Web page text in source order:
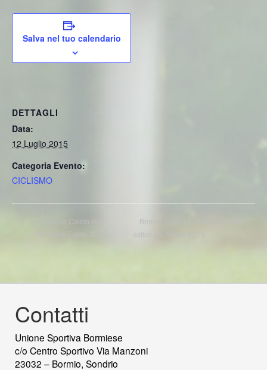
Salva nel tuo calendario
DETTAGLI
Data:
12 Luglio 2015
Categoria Evento:
CICLISMO
Scuola Calcio Alta
Valtellina Estate 2015
Bormio Calcio Estate 2015: ritiro
Contatti
Unione Sportiva Bormiese
c/o Centro Sportivo Via Manzoni
23032 – Bormio, Sondrio